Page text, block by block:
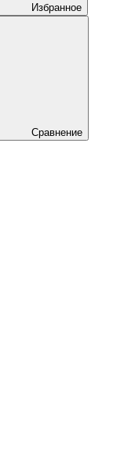
Избранное
Сравнение